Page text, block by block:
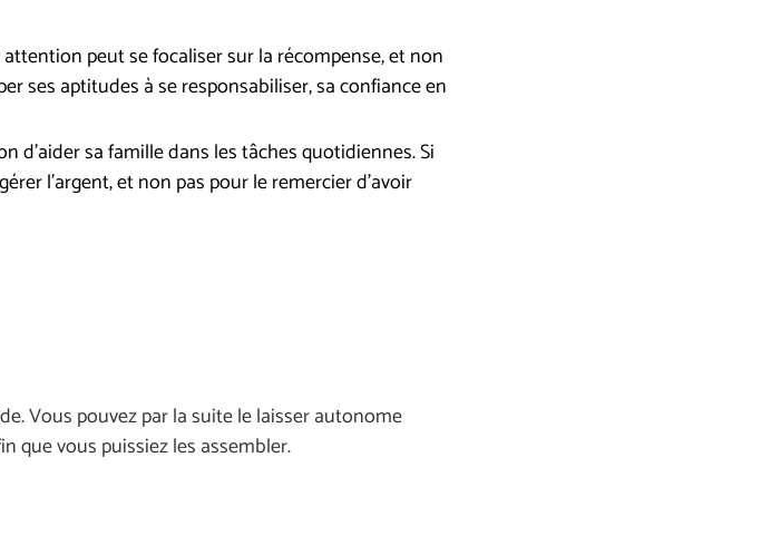
peut se focaliser sur la récompense, et non
ses aptitudes à se responsabiliser, sa confiance en
d’aider sa famille dans les tâches quotidiennes. Si
l’argent, et non pas pour le remercier d’avoir
Vous pouvez par la suite le laisser autonome
que vous puissiez les assembler.